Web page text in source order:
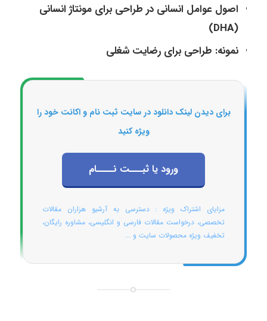
اصول عوامل انسانی در طراحی برای مونتاژ انسانی
(
DHA
)
نمونه: طراحی برای رضایت شغلی
برای دیدن لینک دانلود در سایت ثبت نام و اکانت خود را
ویژه کنید
ورود یا ثبـــت نــــام
مزایای اشتراک ویژه : دسترسی به آرشیو هزاران مقالات
تخصصی، درخواست مقالات فارسی و انگلیسی، مشاوره رایگان،
تخفیف ویژه محصولات سایت و ...